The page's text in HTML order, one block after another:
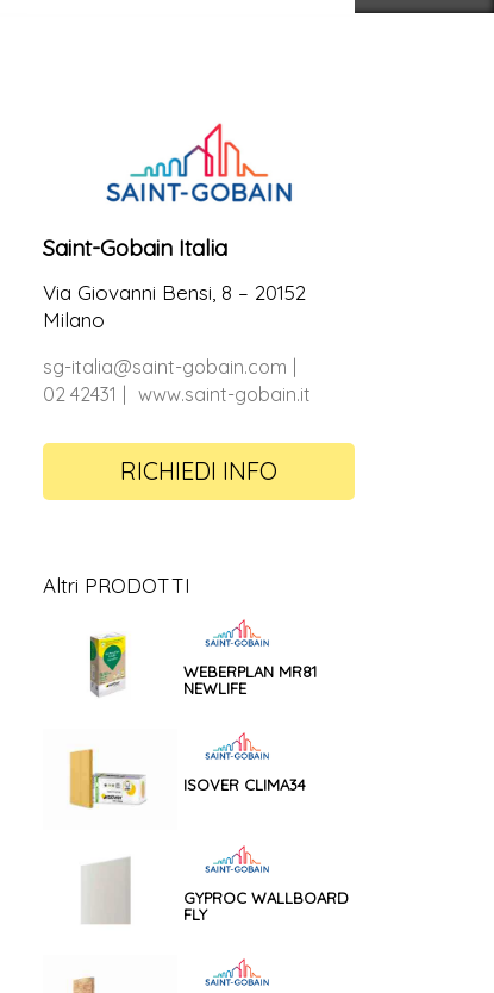
Saint-Gobain Italia
Via Giovanni Bensi, 8 – 20152
Milano
sg-italia@saint-gobain.com
02 42431
www.saint-gobain.it
RICHIEDI INFO
Altri PRODOTTI
WEBERPLAN MR81
NEWLIFE
ISOVER CLIMA34
GYPROC WALLBOARD
FLY